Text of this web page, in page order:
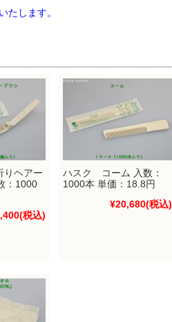
します。
ヘアー
：1000
(税込)
ハスク コーム 入数：
1000本 単価：18.8円
¥20,680(税込)